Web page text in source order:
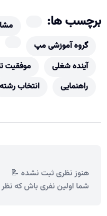
برچسب ها:
گروه آموزشی مپ
آینده شغلی
موفقیت
راهنمایی
انتخاب رشته
هنوز نظری ثبت نشده 📝
شما اولین نفری باش که